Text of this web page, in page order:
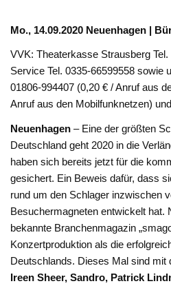
Mo., 14.09.2020 Neuenhagen |
VVK: Theaterkasse Strausberg
Service Tel. 0335-66599558 sowie
01806-994407 (0,20 € / Anruf aus
Anruf aus den Mobilfunknetzen)
Neuenhagen– Eine der größten
Deutschland geht 2020 in die
haben sich bereits jetzt für die
gesichert. Ein Beweis dafür, dass
rund um den Schlager inzwischen
Besuchermagneten entwickelt hat.
bekannte Branchenmagazin
Konzertproduktion als die
Deutschlands. Dieses Mal sind mit
Ireen Sheer, Sandro, Patrick